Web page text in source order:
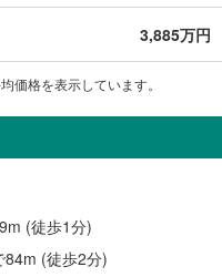
3,885万円
価格を表示しています。
(徒歩1分)
84m (徒歩2分)